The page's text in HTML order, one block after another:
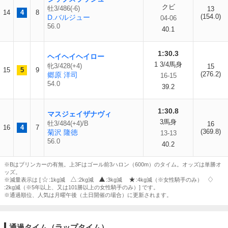
14 4 8
牡3/486(-6)
D.バルジュー
56.0
クビ
04-06
40.1
13
(154.0)
15 5 9
ヘイヘイヘイロー
牝3/428(+4)
郷原 洋司
54.0
1:30.3
1 3/4馬身
16-15
39.2
15
(276.2)
16 4 7
マスジェイザナヴィ
牡3/484(+4)/B
菊沢 隆徳
56.0
1:30.8
3馬身
13-13
40.2
16
(369.8)
※Bはブリンカーの有無。上3Fはゴール前3ハロン（600m）のタイム。オッズは単勝オ
ッズ。
※減量表示は [
:1kg減 :2kg減 :3kg減
:4kg減（※女性騎手のみ）
:2kg減（※5年以上、又は101勝以上の女性騎手のみ）] です。
※通過順位、人気は月曜午後（土日開催の場合）に更新されます。